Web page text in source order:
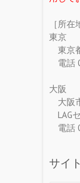
［所在
東京
東京
電話
大阪
大阪
LAG
電話
サイ